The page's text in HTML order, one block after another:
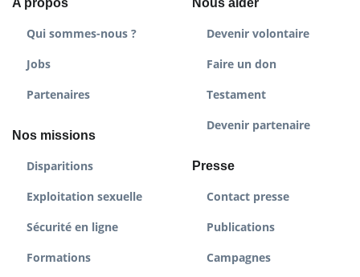
A propos
Qui sommes-nous ?
Jobs
Partenaires
Nos missions
Disparitions
Exploitation sexuelle
Sécurité en ligne
Formations
Nous aider
Devenir volontaire
Faire un don
Testament
Devenir partenaire
Presse
Contact presse
Publications
Campagnes